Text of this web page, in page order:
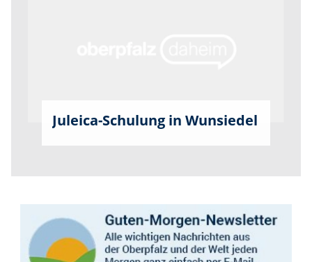
Juleica-Schulung in Wunsiedel